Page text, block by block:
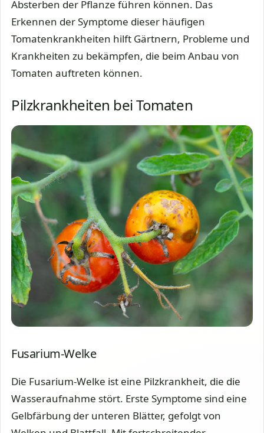
Absterben der Pflanze führen können. Das
Erkennen der Symptome dieser häufigen
Tomatenkrankheiten hilft Gärtnern, Probleme und
Krankheiten zu bekämpfen, die beim Anbau von
Tomaten auftreten können.
Pilzkrankheiten bei Tomaten
Fusarium-Welke
Die Fusarium-Welke ist eine Pilzkrankheit, die die
Wasseraufnahme stört. Erste Symptome sind eine
Gelbfärbung der unteren Blätter, gefolgt von